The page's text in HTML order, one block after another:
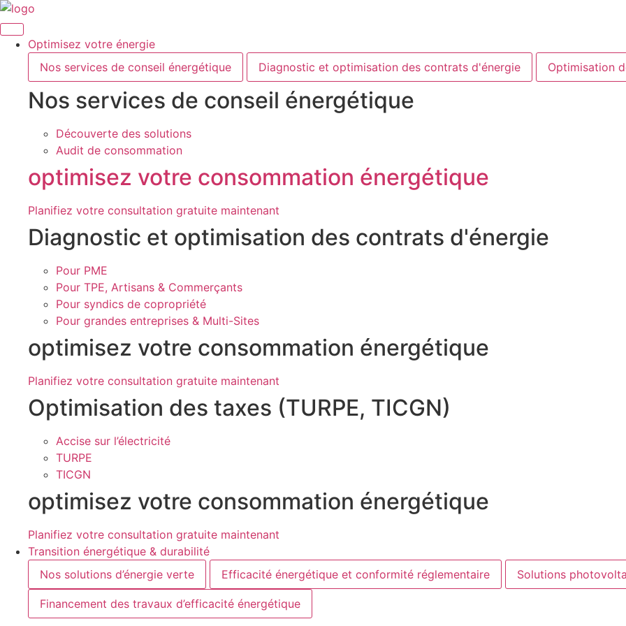
Aller
au
contenuOptimisez votre énergie
Nos services de conseil énergétique
Diagnostic et optimisation des contrats d'énergie Optimisation
Nos services de conseil énergétique
Découverte des solutions
Audit de consommation
optimisez votre consommation énergétique
Planifiez votre consultation gratuite maintenant
Diagnostic et optimisation des contrats d'énergie
Pour PME
Pour TPE, Artisans & Commerçants
Pour syndics de copropriété
Pour grandes entreprises & Multi-Sites
optimisez votre consommation énergétique
Planifiez votre consultation gratuite maintenant
Optimisation des taxes (TURPE, TICGN)
Accise sur l’électricité
TURPE
TICGN
optimisez votre consommation énergétique
Planifiez votre consultation gratuite maintenant
Transition énergétique & durabilité
Nos solutions d’énergie verte
Efficacité énergétique et conformité réglementaire Solutions
Financement des travaux d’efficacité énergétique